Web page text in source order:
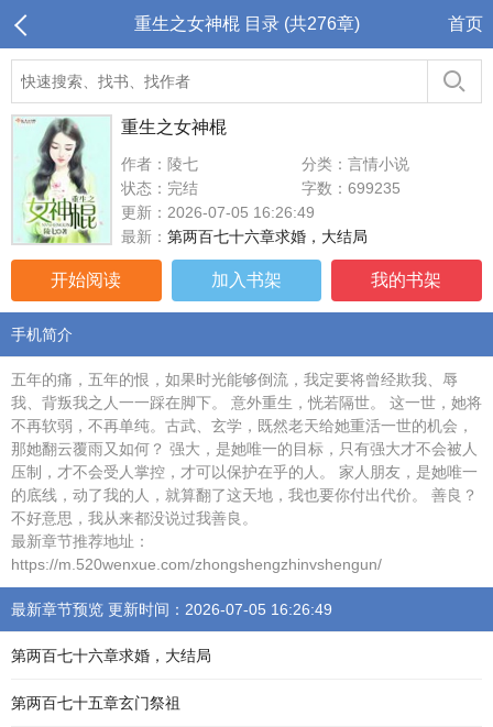
重生之女神棍 目录 (共276章) 首页
重生之女神棍
作者：陵七
分类：言情小说
状态：完结
字数：699235
更新：2026-07-05 16:26:49
最新： 第两百七十六章求婚，大结局
开始阅读 加入书架 我的书架
手机简介
五年的痛，五年的恨，如果时光能够倒流，我定要将曾经欺我、辱
我、背叛我之人一一踩在脚下。 意外重生，恍若隔世。 这一世，她将
不再软弱，不再单纯。古武、玄学，既然老天给她重活一世的机会，
那她翻云覆雨又如何？ 强大，是她唯一的目标，只有强大才不会被人
压制，才不会受人掌控，才可以保护在乎的人。 家人朋友，是她唯一
的底线，动了我的人，就算翻了这天地，我也要你付出代价。 善良？
不好意思，我从来都没说过我善良。
最新章节推荐地址：
https://m.520wenxue.com/zhongshengzhinvshengun/
最新章节预览 更新时间：2026-07-05 16:26:49
第两百七十六章求婚，大结局
第两百七十五章玄门祭祖